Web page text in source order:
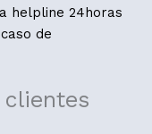
helpline 24horas
de
clientes